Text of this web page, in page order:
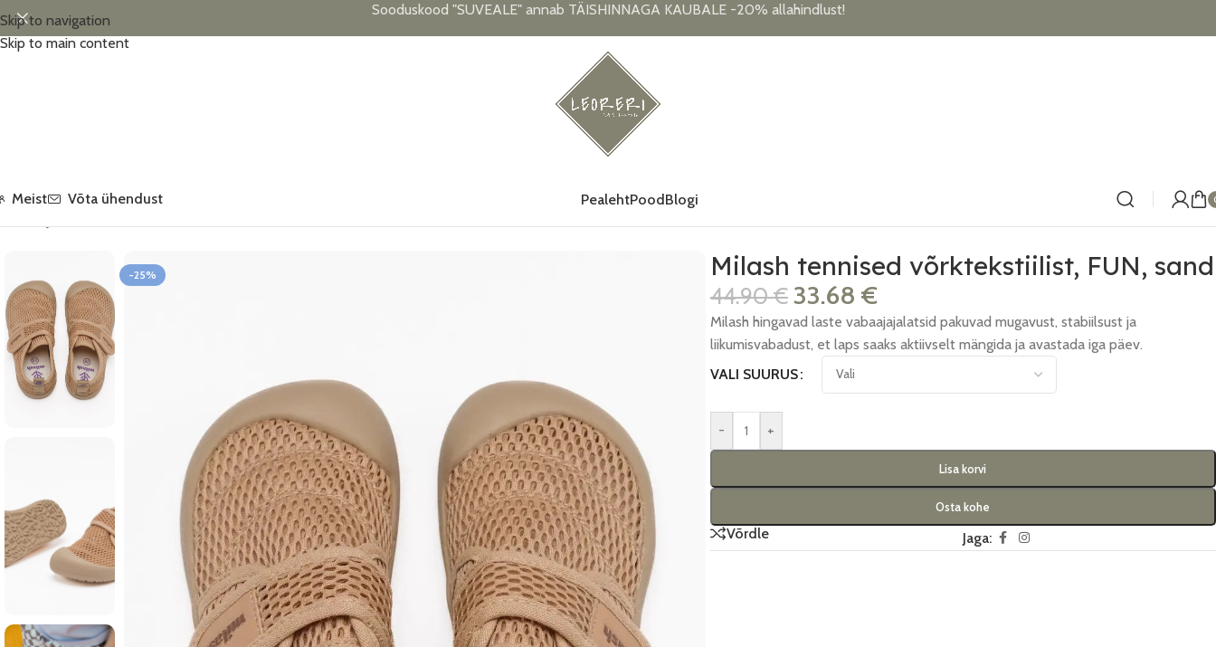
Skip to navigation
Skip to main content
Sooduskood "SUVEALE" annab TÄISHINNAGA KAUBALE -20% allahindlust!
Meist Võta ühendust PealehtPoodBlogi
-25% Milash tennised võrktekstiilist, FUN, sand
44.90€ 33.68 €
Milash hingavad laste vabaajajalatsid pakuvad mugavust, stabiilsust ja
liikumisvabadust, et laps saaks aktiivselt mängida ja avastada iga päev.
VALI SUURUS
- +
Lisa korvi
Osta kohe
Võrdle Jaga: